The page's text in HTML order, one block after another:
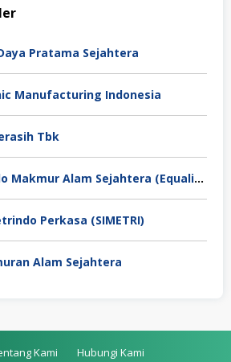
Pratama Sejahtera
Manufacturing Indonesia
Tbk
PT Equalindo Makmur Alam Sejahtera (Equalindo Group)
Perkasa (SIMETRI)
Alam Sejahtera
Kami Hubungi Kami